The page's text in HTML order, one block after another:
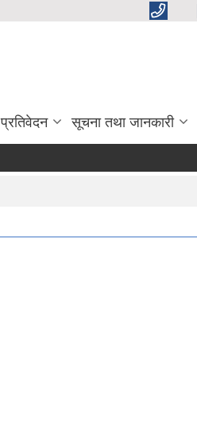
प्रतिवेदन सूचना तथा जानकारी